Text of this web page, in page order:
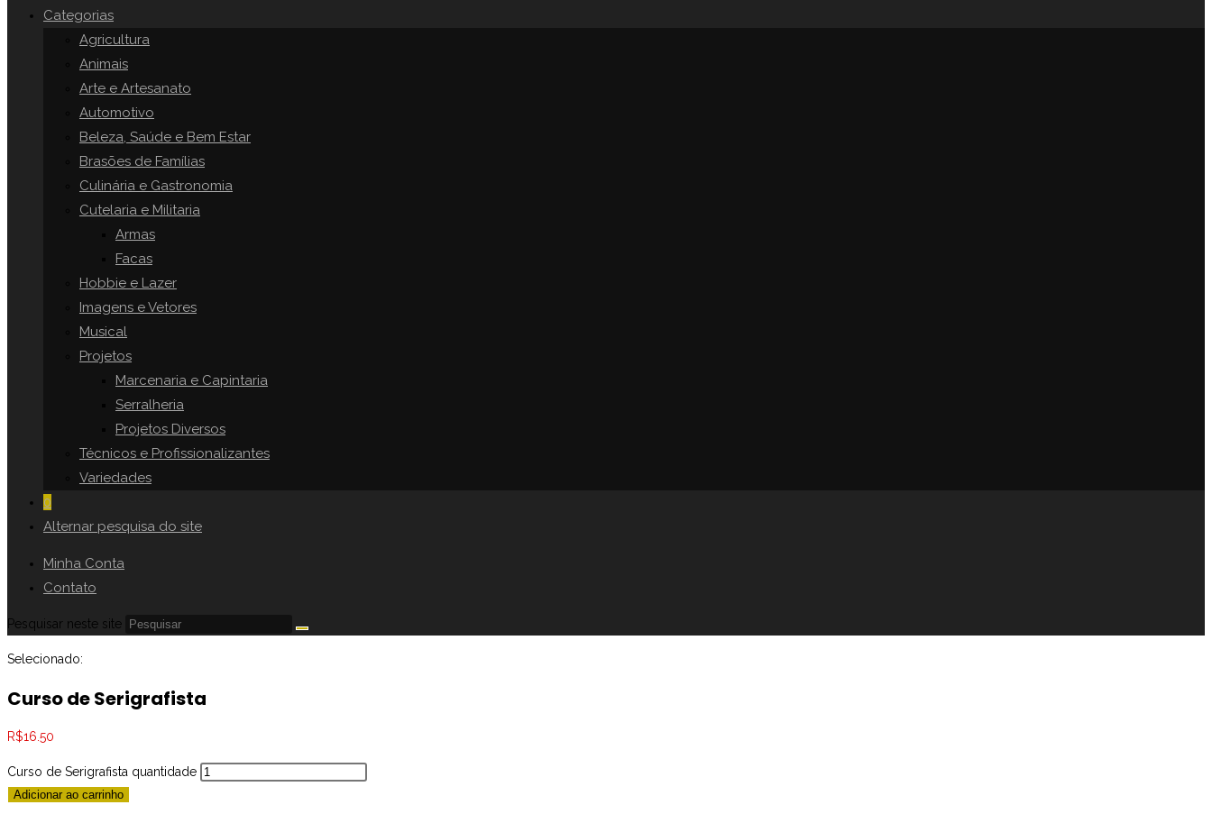
Categorias
Agricultura
Animais
Arte e Artesanato
Automotivo
Beleza, Saúde e Bem Estar
Brasões de Famílias
Culinária e Gastronomia
Cutelaria e Militaria
Armas
Facas
Hobbie e Lazer
Imagens e Vetores
Musical
Projetos
Marcenaria e Capintaria
Serralheria
Projetos Diversos
Técnicos e Profissionalizantes
Variedades
0
Alternar pesquisa do site
Minha Conta
Contato
Pesquisar neste site
Selecionado:
Curso de Serigrafista
R$16.50
Curso de Serigrafista quantidade
Adicionar ao carrinho